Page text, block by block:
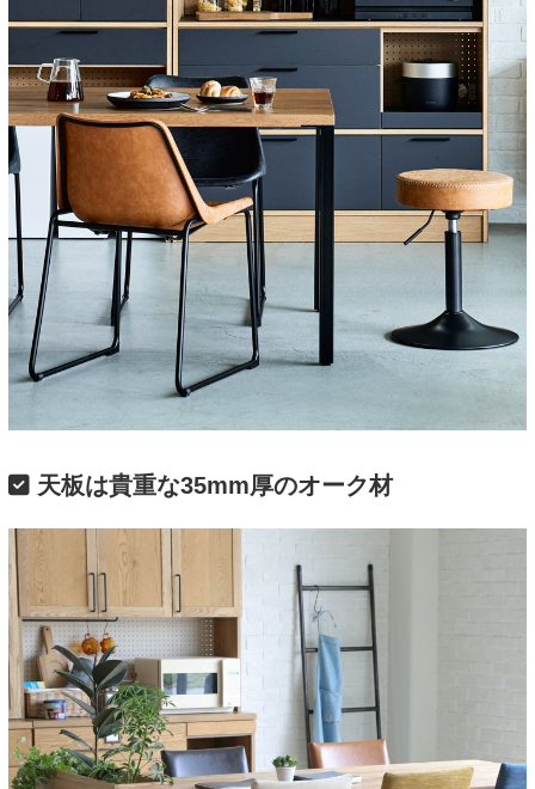
天板は貴重な35mm厚のオーク材